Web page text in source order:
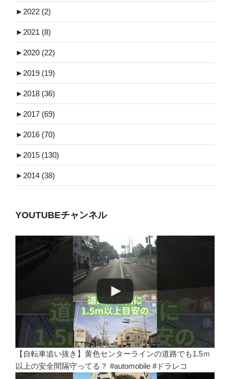
► 2022 (2)
► 2021 (8)
► 2020 (22)
► 2019 (19)
► 2018 (36)
► 2017 (69)
► 2016 (70)
► 2015 (130)
► 2014 (38)
YOUTUBEチャンネル
【自転車追い抜き】黄色センターラインの道路でも1.5ｍ
以上の安全間隔守ってる？ #automobile #ドラレコ